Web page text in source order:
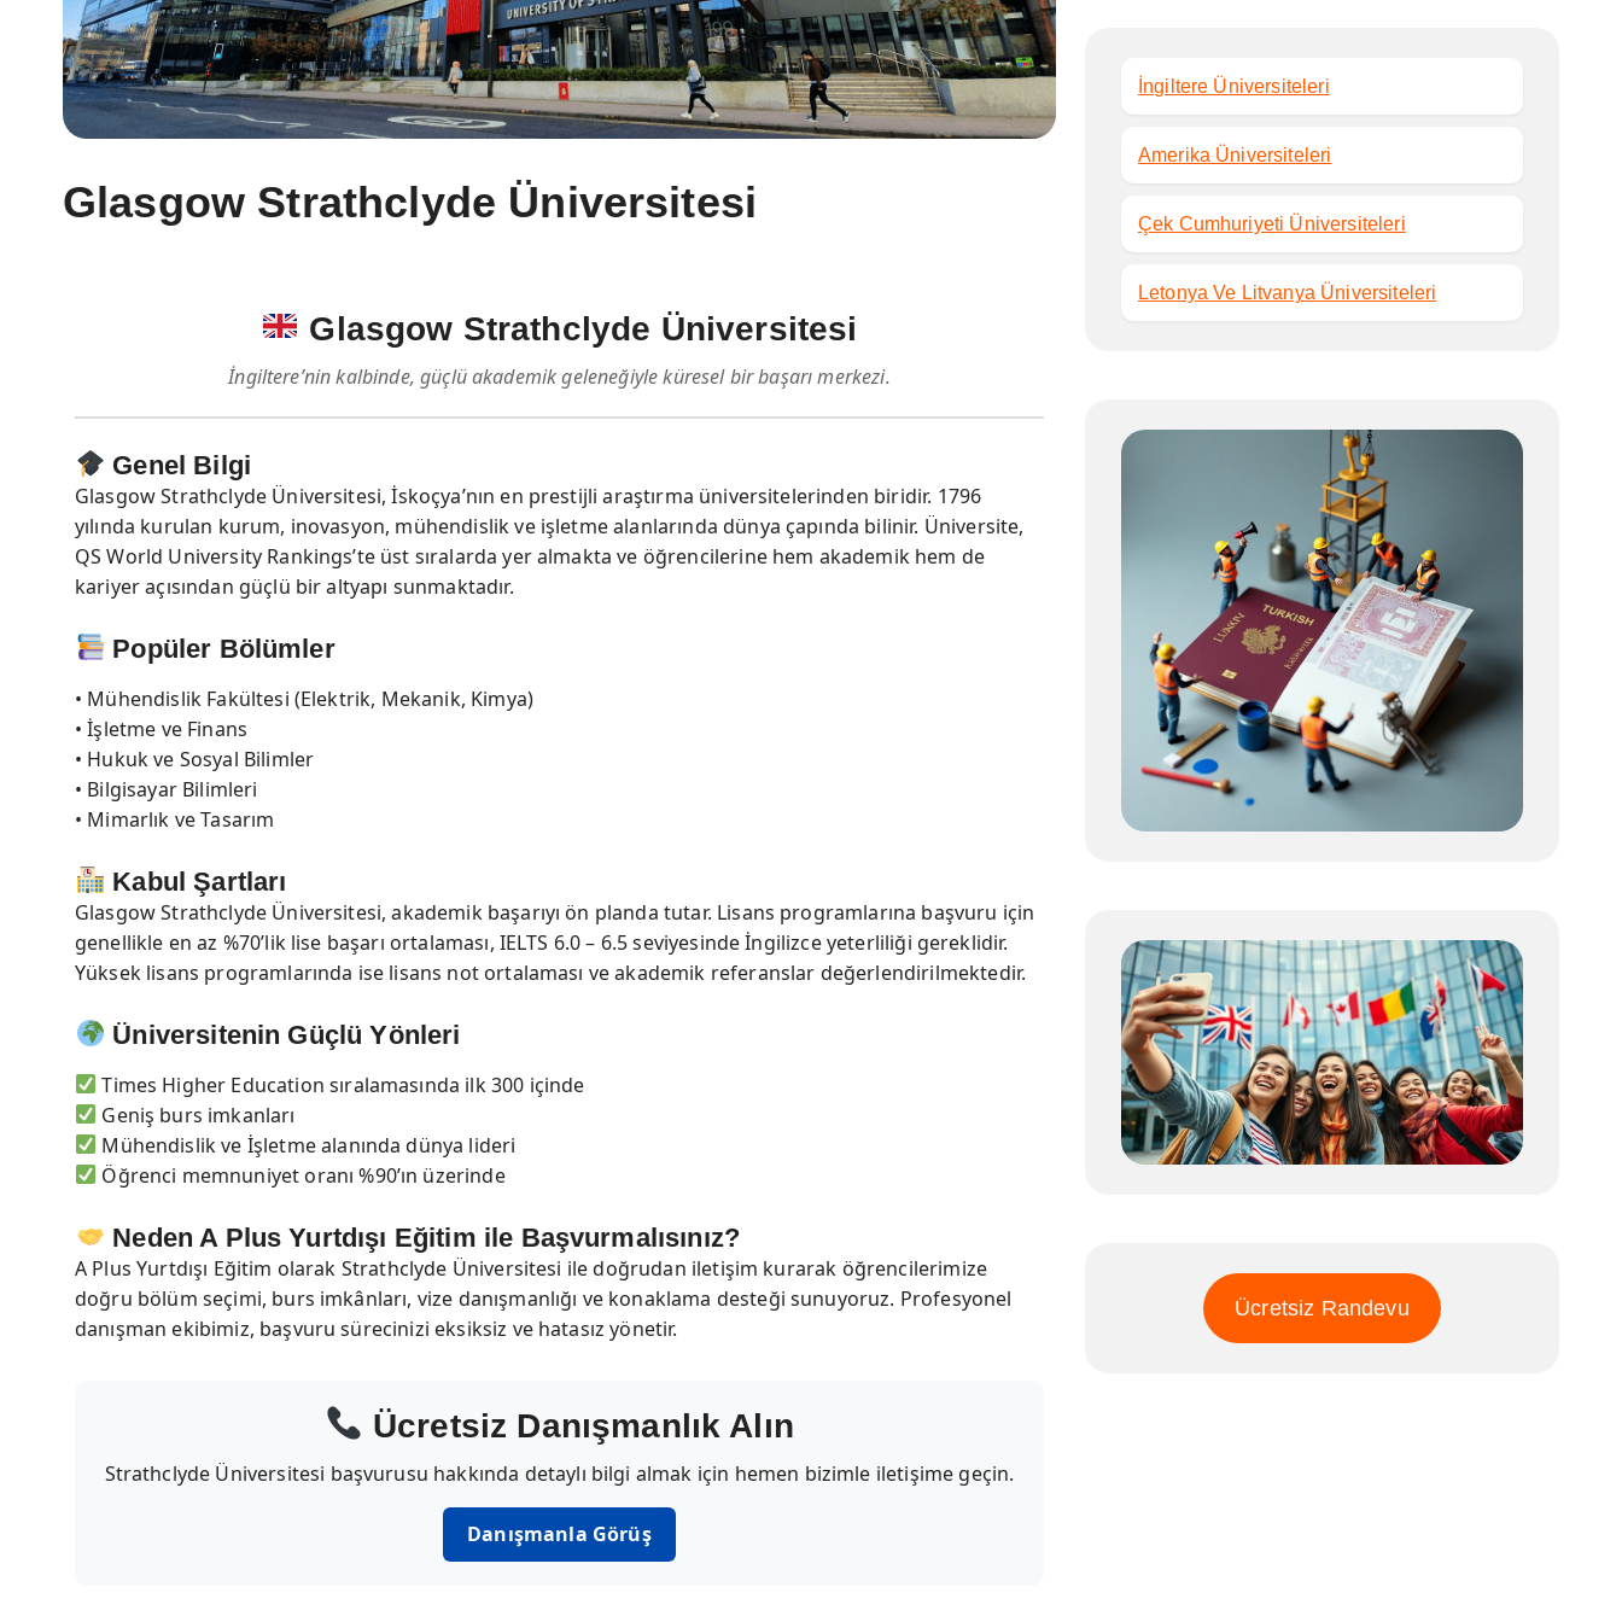
Glasgow Strathclyde Üniversitesi
Glasgow Strathclyde Üniversitesi
İngiltere’nin kalbinde, güçlü akademik geleneğiyle küresel bir başarı merkezi.
Genel Bilgi
Glasgow Strathclyde Üniversitesi, İskoçya’nın en prestijli araştırma üniversitelerinden biridir. 1796
yılında kurulan kurum, inovasyon, mühendislik ve işletme alanlarında dünya çapında bilinir. Üniversite,
QS World University Rankings’te üst sıralarda yer almakta ve öğrencilerine hem akademik hem de
kariyer açısından güçlü bir altyapı sunmaktadır.
Popüler Bölümler
• Mühendislik Fakültesi (Elektrik, Mekanik, Kimya)
• İşletme ve Finans
• Hukuk ve Sosyal Bilimler
• Bilgisayar Bilimleri
• Mimarlık ve Tasarım
Kabul Şartları
Glasgow Strathclyde Üniversitesi, akademik başarıyı ön planda tutar. Lisans programlarına başvuru için
genellikle en az %70’lik lise başarı ortalaması, IELTS 6.0 – 6.5 seviyesinde İngilizce yeterliliği gereklidir.
Yüksek lisans programlarında ise lisans not ortalaması ve akademik referanslar değerlendirilmektedir.
Üniversitenin Güçlü Yönleri
Times Higher Education sıralamasında ilk 300 içinde
Geniş burs imkanları
Mühendislik ve İşletme alanında dünya lideri
Öğrenci memnuniyet oranı %90’ın üzerinde
Neden A Plus Yurtdışı Eğitim ile Başvurmalısınız?
A Plus Yurtdışı Eğitim olarak Strathclyde Üniversitesi ile doğrudan iletişim kurarak öğrencilerimize
doğru bölüm seçimi, burs imkânları, vize danışmanlığı ve konaklama desteği sunuyoruz. Profesyonel
danışman ekibimiz, başvuru sürecinizi eksiksiz ve hatasız yönetir.
Ücretsiz Danışmanlık Alın
Strathclyde Üniversitesi başvurusu hakkında detaylı bilgi almak için hemen bizimle iletişime geçin.
Danışmanla Görüş
İngiltere Üniversiteleri
Amerika Üniversiteleri
Çek Cumhuriyeti Üniversiteleri
Letonya Ve Litvanya Üniversiteleri
Ücretsiz Randevu